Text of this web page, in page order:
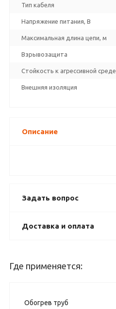
Тип кабеля
Напряжение питания, В
Максимальная длина цепи, м
Взрывозащита
Стойкость к агрессивной среде
Внешняя изоляция
Описание
Задать вопрос
Доставка и оплата
Где применяется:
Обогрев труб